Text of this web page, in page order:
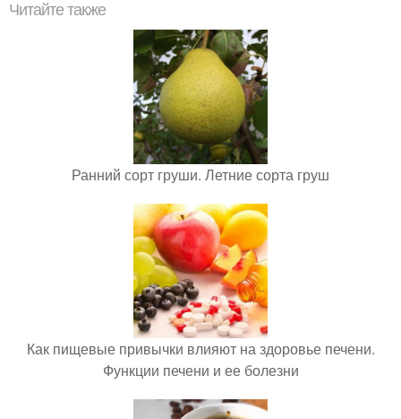
Читайте также
Ранний сорт груши. Летние сорта груш
Как пищевые привычки влияют на здоровье печени.
Функции печени и ее болезни